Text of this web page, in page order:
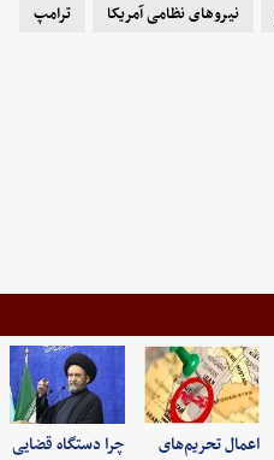
نیروهای نظامی آمریکا ترامپ
اعمال تحریم‌های
چرا دستگاه قضایی